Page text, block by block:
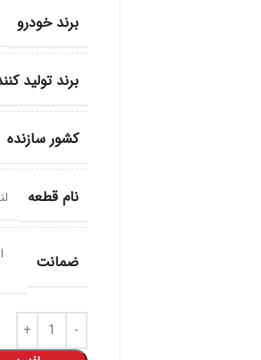
برند خودرو
برند تولید
کشور سازنده
نام قطعه
ضمانت